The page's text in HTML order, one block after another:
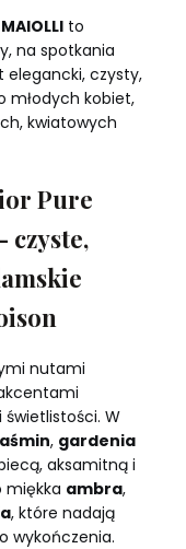
to
na spotkania
elegancki, czysty,
młodych kobiet,
kwiatowych
Pure
czyste,
nutami
W
, gardenia
aksamitną i
miękka ambra,
, które nadają
wykończenia.